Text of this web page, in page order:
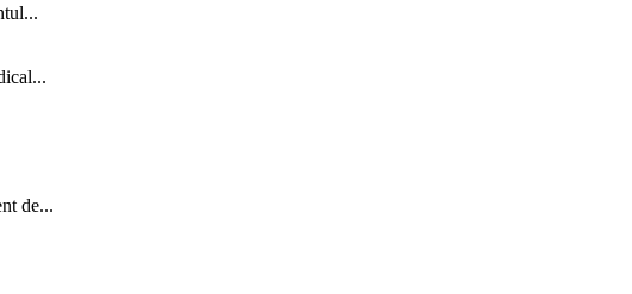
de...